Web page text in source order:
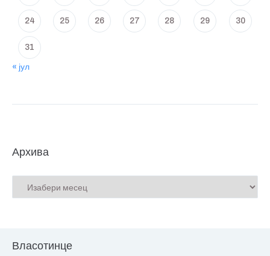
24 25 26 27 28 29 30
31
« јул
Архива
Власотинце